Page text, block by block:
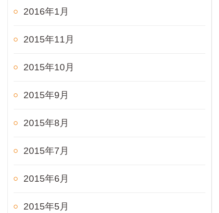
2016年1月
2015年11月
2015年10月
2015年9月
2015年8月
2015年7月
2015年6月
2015年5月